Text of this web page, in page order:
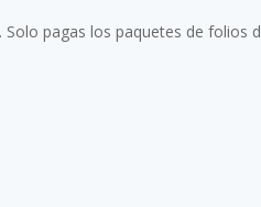
pagas los paquetes de folios